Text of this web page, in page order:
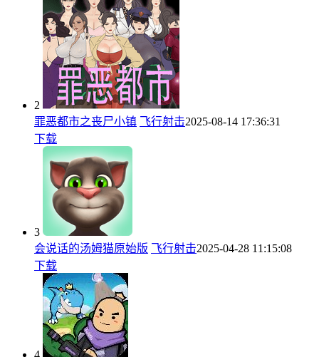
2
罪恶都市之丧尸小镇 飞行射击2025-08-14 17:36:31
下载
3
会说话的汤姆猫原始版 飞行射击2025-04-28 11:15:08
下载
4